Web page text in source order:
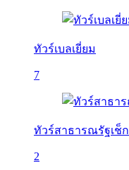
ทัวร์เบลเยี่ยม
7
ทัวร์สาธารณรัฐเช็ก
2